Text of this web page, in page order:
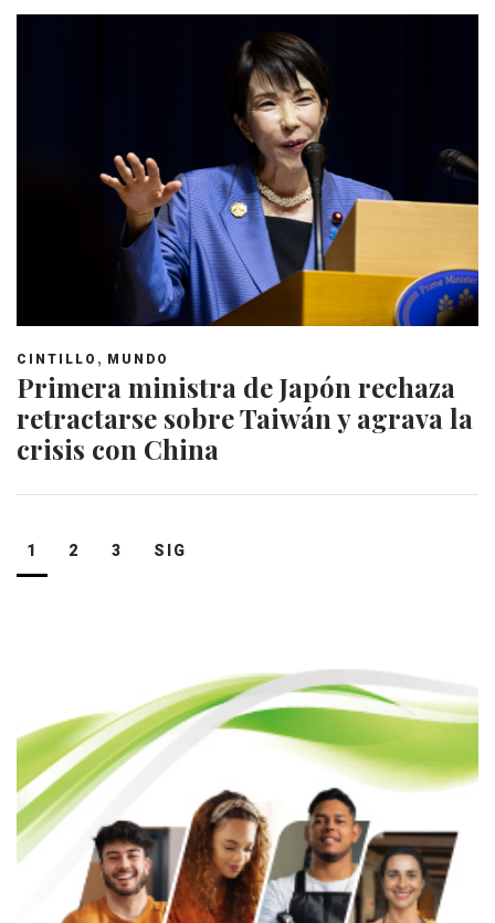
CINTILLO , MUNDO
Primera ministra de Japón rechaza
retractarse sobre Taiwán y agrava la
crisis con China
Navegación
de
1 2 3 SIG